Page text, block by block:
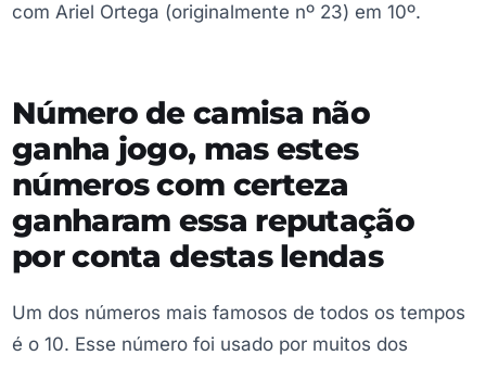
com Ariel Ortega (originalmente nº 23) em 10º.
Número de camisa não
ganha jogo, mas estes
números com certeza
ganharam essa reputação
por conta destas lendas
Um dos números mais famosos de todos os tempos
é o 10. Esse número foi usado por muitos dos